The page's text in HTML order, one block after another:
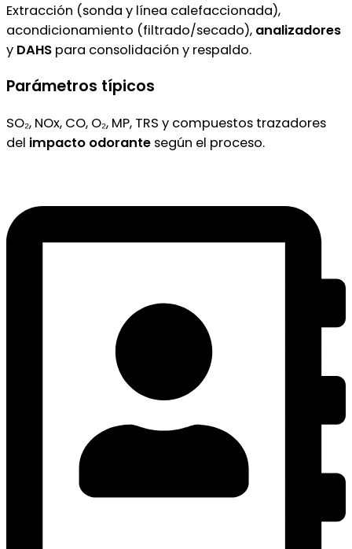
Extracción (sonda y línea calefaccionada),
acondicionamiento (filtrado/secado), analizadores
y DAHS para consolidación y respaldo.
Parámetros típicos
SO₂, NOx, CO, O₂, MP, TRS y compuestos trazadores
del impacto odorante según el proceso.